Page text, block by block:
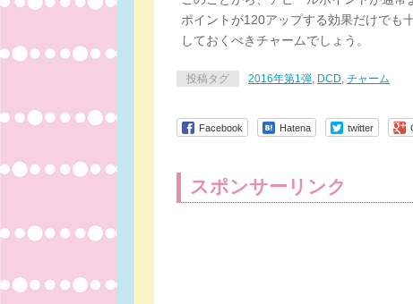
ポイントが120アップする効果だけでも
しておくべきチャームでしょう。
投稿タグ 2016年第1弾, DCD, チャーム
Facebook Hatena twitter
スポンサーリンク